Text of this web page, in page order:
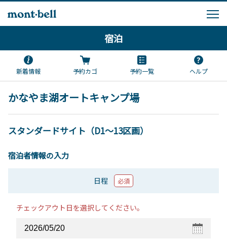
宿泊
新着情報 予約カゴ 予約一覧 ヘルプ
かなやま湖オートキャンプ場
スタンダードサイト（D1～13区画）
宿泊者情報の入力
日程 必須
チェックアウト日を選択してください。